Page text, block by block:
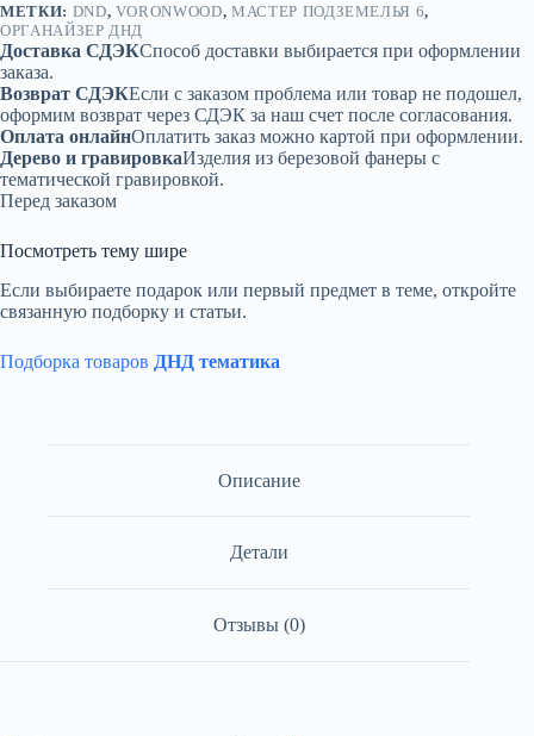
МЕТКИ: DND, VORONWOOD, МАСТЕР ПОДЗЕМЕЛЬЯ 6,
ОРГАНАЙЗЕР ДНД
Доставка СДЭКСпособ доставки выбирается при оформлении
заказа.
Возврат СДЭКЕсли с заказом проблема или товар не подошел,
оформим возврат через СДЭК за наш счет после согласования.
Оплата онлайнОплатить заказ можно картой при оформлении.
Дерево и гравировкаИзделия из березовой фанеры с
тематической гравировкой.
Перед заказом
Посмотреть тему шире
Если выбираете подарок или первый предмет в теме, откройте
связанную подборку и статьи.
Подборка товаров ДНД тематика
Описание
Детали
Отзывы (0)